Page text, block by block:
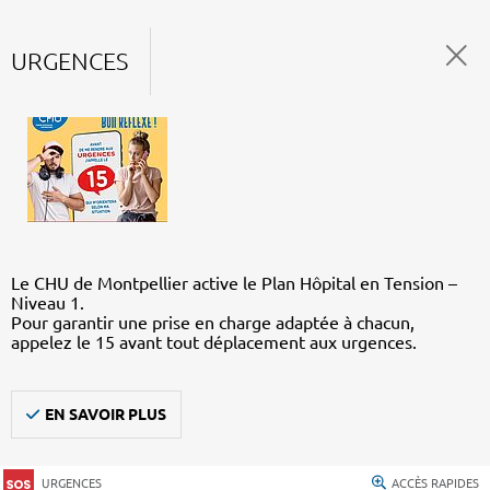
URGENCES
Le CHU de Montpellier active le Plan Hôpital en Tension –
Niveau 1.
Pour garantir une prise en charge adaptée à chacun,
appelez le 15 avant tout déplacement aux urgences.
EN SAVOIR PLUS
URGENCES ACCÈS RAPIDES